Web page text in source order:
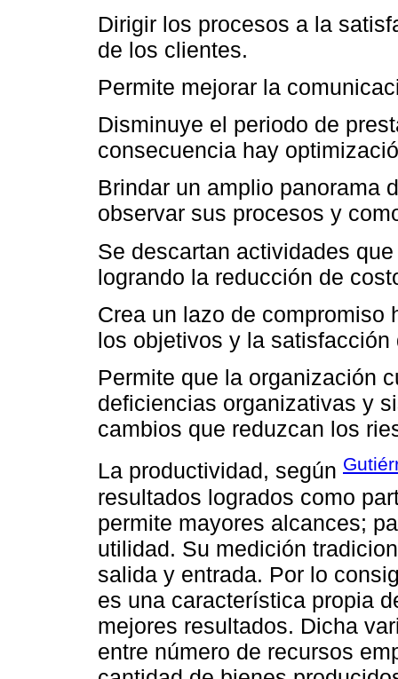
Dirigir los procesos a la
de los clientes.
Permite mejorar la
Disminuye el periodo de
consecuencia hay
Brindar un amplio panorama
observar sus procesos y
Se descartan actividades
logrando la reducción de
Crea un lazo de compromiso
los objetivos y la satisfacción
Permite que la organización
deficiencias organizativas y
cambios que reduzcan los
La productividad, según
resultados logrados como
permite mayores alcances;
utilidad. Su medición
salida y entrada. Por lo
es una característica propia
mejores resultados. Dicha
entre número de recursos